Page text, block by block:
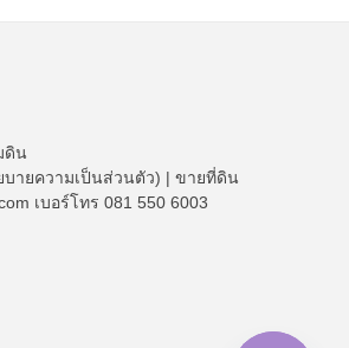
ดิน
บายความเป็นส่วนตัว) | ขายที่ดิน
เบอร์โทร 081 550 6003